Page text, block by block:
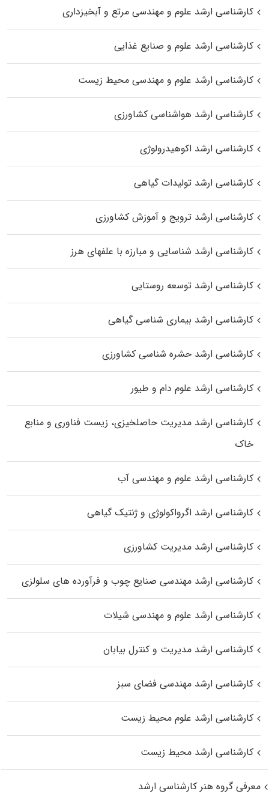
کارشناسی ارشد علوم و مهندسی مرتع و آبخیزداری
کارشناسی ارشد علوم و صنایع غذایی
کارشناسی ارشد علوم و مهندسی محیط زیست
کارشناسی ارشد هواشناسی کشاورزی
کارشناسی ارشد اکوهیدرولوژی
کارشناسی ارشد تولیدات گیاهی
کارشناسی ارشد ترویج و آموزش کشاورزی
کارشناسی ارشد شناسایی و مبارزه با علفهای هرز
کارشناسی ارشد توسعه روستایی
کارشناسی ارشد بیماری‌ شناسی گیاهی
کارشناسی ارشد حشره‌ شناسی کشاورزی
کارشناسی ارشد علوم دام و طیور
کارشناسی ارشد مدیریت حاصلخیزی، زیست فناوری و منابع
خاک
کارشناسی ارشد علوم و مهندسی آب
کارشناسی ارشد اگرواکولوژی و ژنتیک گیاهی
کارشناسی ارشد مدیریت کشاورزی
کارشناسی ارشد مهندسی صنایع چوب و فرآورده‌ های سلولزی
کارشناسی ارشد علوم و مهندسی شیلات
کارشناسی ارشد مدیریت و کنترل بیابان
کارشناسی ارشد مهندسی فضای سبز
کارشناسی ارشد علوم محیط‌ زیست
کارشناسی ارشد محیط زیست
معرفی گروه هنر کارشناسی ارشد